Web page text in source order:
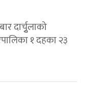
दार्चुृलाको
१ दहका २३